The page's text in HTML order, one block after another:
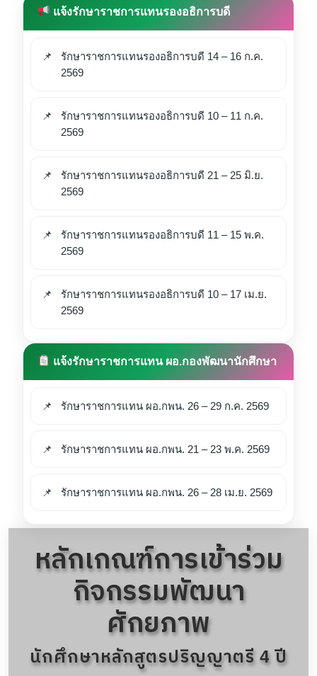
แจ้งรักษาราชการแทนรองอธิการบดี
รักษาราชการแทนรองอธิการบดี 14 – 16 ก.ค.
2569
รักษาราชการแทนรองอธิการบดี 10 – 11 ก.ค.
2569
รักษาราชการแทนรองอธิการบดี 21 – 25 มิ.ย.
2569
รักษาราชการแทนรองอธิการบดี 11 – 15 พ.ค.
2569
รักษาราชการแทนรองอธิการบดี 10 – 17 เม.ย.
2569
แจ้งรักษาราชการแทน ผอ.กองพัฒนานักศึกษา
รักษาราชการแทน ผอ.กพน. 26 – 29 ก.ค. 2569
รักษาราชการแทน ผอ.กพน. 21 – 23 พ.ค. 2569
รักษาราชการแทน ผอ.กพน. 26 – 28 เม.ย. 2569
หลักเกณฑ์การเข้าร่วม
กิจกรรมพัฒนา
ศักยภาพ
นักศึกษาหลักสูตรปริญญาตรี 4 ปี